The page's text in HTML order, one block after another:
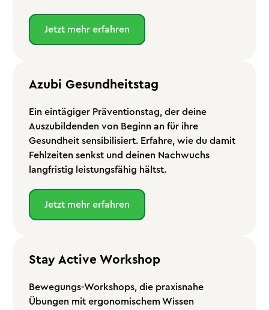
Jetzt mehr erfahren
Azubi Gesundheitstag
Ein eintägiger Präventionstag, der deine
Auszubildenden von Beginn an für ihre
Gesundheit sensibilisiert. Erfahre, wie du damit
Fehlzeiten senkst und deinen Nachwuchs
langfristig leistungsfähig hältst.
Jetzt mehr erfahren
Stay Active Workshop
Bewegungs-Workshops, die praxisnahe
Übungen mit ergonomischem Wissen